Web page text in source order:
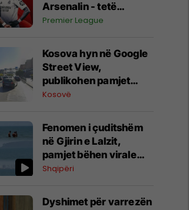
Arsenalin - tetë
alternativa si
për krahun e majtë te
Topçinjtë
Premier League
Kosova hyn në Google
Street View,
publikohen pamjet
360-gradëshe
Kosovë
Fenomen i çuditshëm
në Gjirin e Lalzit,
pamjet bëhen virale
(Video)
Shqipëri
Dyshimet për varrezën